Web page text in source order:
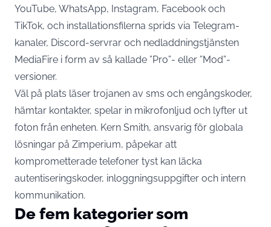
YouTube, WhatsApp, Instagram, Facebook och
TikTok, och installationsfilerna sprids via Telegram-
kanaler, Discord-servrar och nedladdnings­tjänsten
MediaFire i form av så kallade ”Pro”- eller ”Mod”-
versioner.
Väl på plats läser trojanen av sms och engångskoder,
hämtar kontakter, spelar in mikrofon­ljud och lyfter ut
foton från enheten. Kern Smith, ansvarig för globala
lösningar på Zimperium, påpekar att
komprometterade telefoner tyst kan läcka
autentiseringskoder, inloggningsuppgifter och intern
kommunikation.
De fem kategorier som